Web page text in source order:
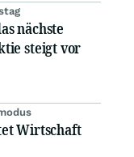
nächste
steigt vor
Wirtschaft